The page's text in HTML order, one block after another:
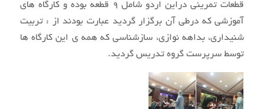
قطعات تمرینی دراین اردو شامل 9 قطعه بوده و کارگاه های
آموزشی که درطی آن برگزار گردید عبارت بودند از : تربیت
شنیداری، بداهه نوازی، سازشناسی که همه ی این کارگاه ها
توسط سرپرست گروه تدریس گردید.